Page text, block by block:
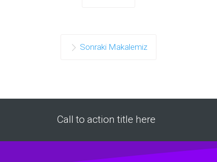
Sonraki Makalemiz
Call to action title here